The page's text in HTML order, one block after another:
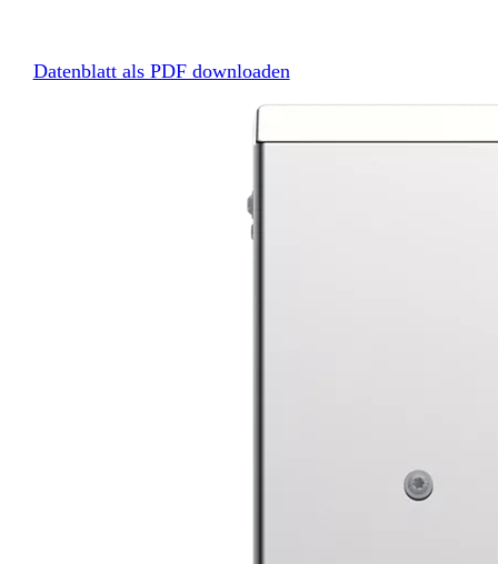
Datenblatt als PDF downloaden